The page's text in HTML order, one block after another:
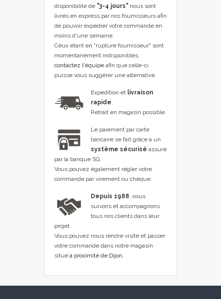
disponibilité de "3-4 jours" nous sont
livrés en express par nos fournisseurs afin
de pouvoir expédier votre commande en
moins d'une semaine.
Ceux étant en "rupture fournisseur" sont
momentanément indisponibles,
contactez l'équipe afin que celle-ci
puisse vous suggérer une alternative.
Expédition et livraison
rapide
Retrait en magasin possible.
Le paiement par carte
bancaire se fait grâce à un
système sécurisé assuré
par la banque SG.
Vous pouvez également régler votre
commande par virement ou chèque.
Depuis 1988 , nous
suivons et accompagnons
tous nos clients dans leur
projet .
Vous pouvez nous rendre visite et passer
votre commande dans notre magasin
situé à proximité de Dijon